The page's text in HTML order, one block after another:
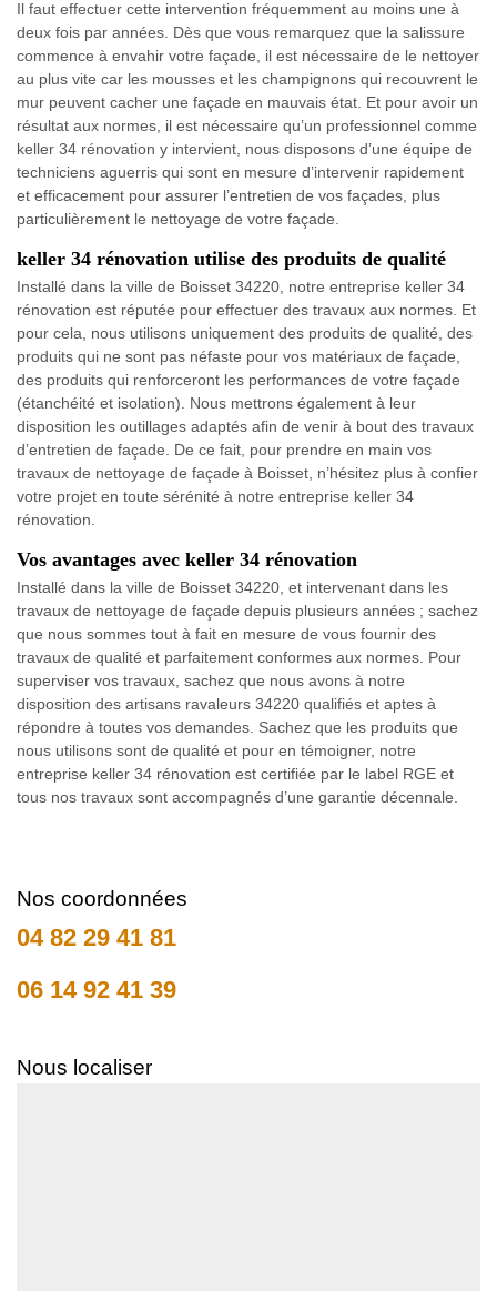
Il faut effectuer cette intervention fréquemment au moins une à
deux fois par années. Dès que vous remarquez que la salissure
commence à envahir votre façade, il est nécessaire de le nettoyer
au plus vite car les mousses et les champignons qui recouvrent le
mur peuvent cacher une façade en mauvais état. Et pour avoir un
résultat aux normes, il est nécessaire qu’un professionnel comme
keller 34 rénovation y intervient, nous disposons d’une équipe de
techniciens aguerris qui sont en mesure d’intervenir rapidement
et efficacement pour assurer l’entretien de vos façades, plus
particulièrement le nettoyage de votre façade.
keller 34 rénovation utilise des produits de qualité
Installé dans la ville de Boisset 34220, notre entreprise keller 34
rénovation est réputée pour effectuer des travaux aux normes. Et
pour cela, nous utilisons uniquement des produits de qualité, des
produits qui ne sont pas néfaste pour vos matériaux de façade,
des produits qui renforceront les performances de votre façade
(étanchéité et isolation). Nous mettrons également à leur
disposition les outillages adaptés afin de venir à bout des travaux
d’entretien de façade. De ce fait, pour prendre en main vos
travaux de nettoyage de façade à Boisset, n’hésitez plus à confier
votre projet en toute sérénité à notre entreprise keller 34
rénovation.
Vos avantages avec keller 34 rénovation
Installé dans la ville de Boisset 34220, et intervenant dans les
travaux de nettoyage de façade depuis plusieurs années ; sachez
que nous sommes tout à fait en mesure de vous fournir des
travaux de qualité et parfaitement conformes aux normes. Pour
superviser vos travaux, sachez que nous avons à notre
disposition des artisans ravaleurs 34220 qualifiés et aptes à
répondre à toutes vos demandes. Sachez que les produits que
nous utilisons sont de qualité et pour en témoigner, notre
entreprise keller 34 rénovation est certifiée par le label RGE et
tous nos travaux sont accompagnés d’une garantie décennale.
Nos coordonnées
04 82 29 41 81
06 14 92 41 39
Nous localiser